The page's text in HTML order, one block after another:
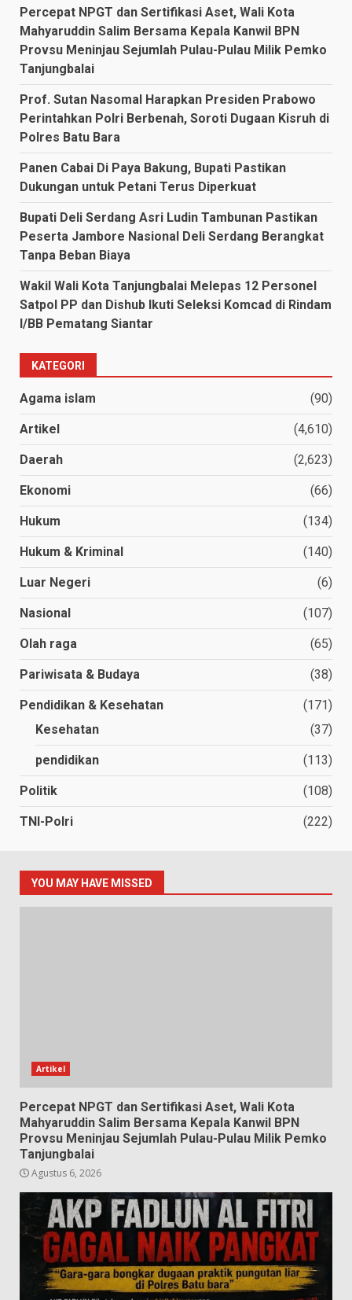
Percepat NPGT dan Sertifikasi Aset, Wali Kota
Mahyaruddin Salim Bersama Kepala Kanwil BPN
Provsu Meninjau Sejumlah Pulau-Pulau Milik Pemko
Tanjungbalai
Prof. Sutan Nasomal Harapkan Presiden Prabowo
Perintahkan Polri Berbenah, Soroti Dugaan Kisruh di
Polres Batu Bara
Panen Cabai Di Paya Bakung, Bupati Pastikan
Dukungan untuk Petani Terus Diperkuat
Bupati Deli Serdang Asri Ludin Tambunan Pastikan
Peserta Jambore Nasional Deli Serdang Berangkat
Tanpa Beban Biaya
Wakil Wali Kota Tanjungbalai Melepas 12 Personel
Satpol PP dan Dishub Ikuti Seleksi Komcad di Rindam
I/BB Pematang Siantar
KATEGORI
Agama islam (90)
Artikel (4,610)
Daerah (2,623)
Ekonomi (66)
Hukum (134)
Hukum & Kriminal (140)
Luar Negeri (6)
Nasional (107)
Olah raga (65)
Pariwisata & Budaya (38)
Pendidikan & Kesehatan
(171)
Kesehatan
(37)
pendidikan (113)
Politik (108)
TNI-Polri (222)
YOU MAY HAVE MISSED
Artikel
Percepat NPGT dan Sertifikasi Aset, Wali Kota
Mahyaruddin Salim Bersama Kepala Kanwil BPN
Provsu Meninjau Sejumlah Pulau-Pulau Milik Pemko
Tanjungbalai
Agustus 6, 2026